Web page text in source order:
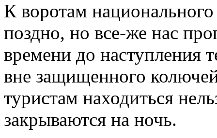
К воротам
поздно, но все-же нас
времени до наступления
вне защищенного
туристам находиться
закрываются на ночь.